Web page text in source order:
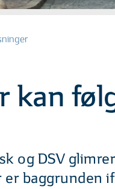
kan
og DSV
baggrunden